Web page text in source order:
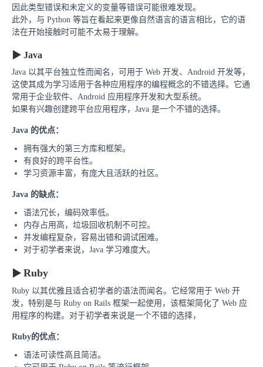
因此类型错误和未定义的变量等错误可能很难发现。
此外，与 Python 等旨在看起来更像自然语言的语言相比，它的语
法在开始接触时可能不太易于理解。
▶ Java
Java 以其平台独立性而闻名，可用于 Web 开发、Android 开发等，
这使其成为学习适用于各种应用程序的编程概念的不错选择。它通
常用于企业软件、Android 应用程序开发和大型系统。
如果有兴趣创建跨平台应用程序，Java 是一个不错的选择。
Java 的优点：
拥有强大的第三方库和框架。
有良好的跨平台性。
学习资源丰富，有庞大且活跃的社区。
Java 的缺点：
语法冗长，编码效率低。
内存占用高，垃圾回收机制不可控。
并发编程复杂，容易出错和调试困难。
对于初学者来说，Java 学习难度大。
▶ Ruby
Ruby 以其优雅且适合初学者的语法而闻名。它经常用于 Web 开
发，特别是与 Ruby on Rails 框架一起使用，该框架简化了 Web 应
用程序的构建。对于初学者来说是一个不错的选择，
Ruby的优点：
语法可读性高且简洁。